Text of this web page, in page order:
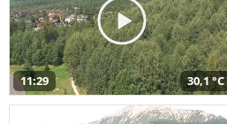
11:29 30,1 °C